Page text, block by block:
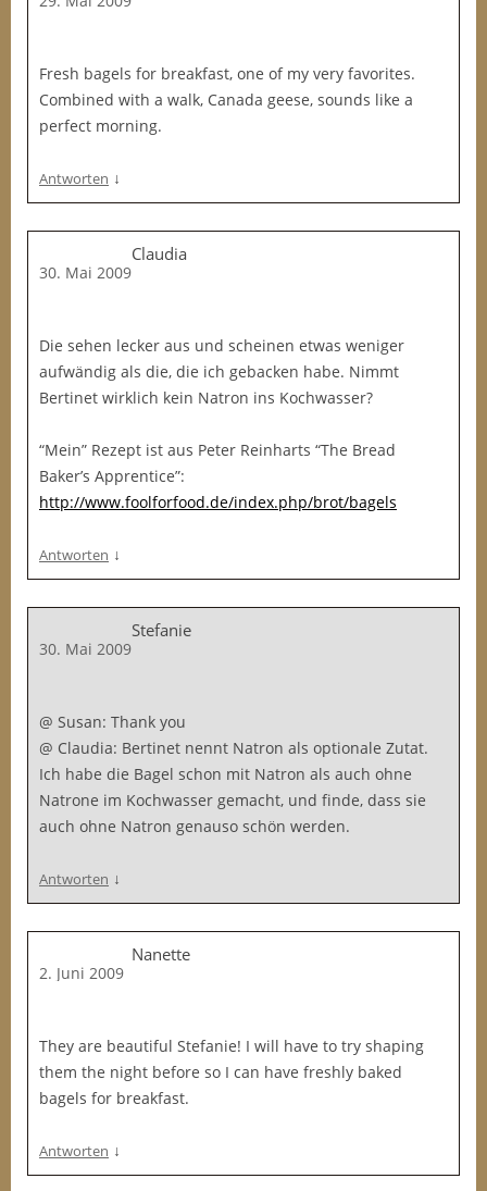
Fresh bagels for breakfast, one of my very favorites.
Combined with a walk, Canada geese, sounds like a
perfect morning.
Antworten ↓
Claudia
30. Mai 2009
Die sehen lecker aus und scheinen etwas weniger
aufwändig als die, die ich gebacken habe. Nimmt
Bertinet wirklich kein Natron ins Kochwasser?
“Mein” Rezept ist aus Peter Reinharts “The Bread
Baker’s Apprentice”:
http://www.foolforfood.de/index.php/brot/bagels
Antworten ↓
Stefanie
30. Mai 2009
@ Susan: Thank you
@ Claudia: Bertinet nennt Natron als optionale Zutat.
Ich habe die Bagel schon mit Natron als auch ohne
Natrone im Kochwasser gemacht, und finde, dass sie
auch ohne Natron genauso schön werden.
Antworten ↓
Nanette
2. Juni 2009
They are beautiful Stefanie! I will have to try shaping
them the night before so I can have freshly baked
bagels for breakfast.
Antworten ↓